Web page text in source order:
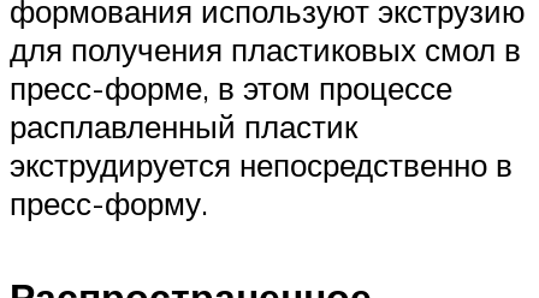
формования используют экструзию
для получения пластиковых смол в
пресс-форме, в этом процессе
расплавленный пластик
экструдируется непосредственно в
пресс-форму.